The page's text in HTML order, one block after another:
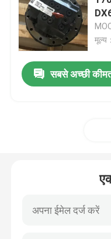
खुदाई यात्रा गियरबॉक्स
खुदाई करने वाला स्विंग
खुदाई करने वाले बिजली
खुदाई करने वाला टर्बोचार्जर
मूल्य
सबसे अच्छी